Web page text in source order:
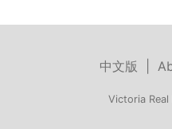
中文版
Victoria